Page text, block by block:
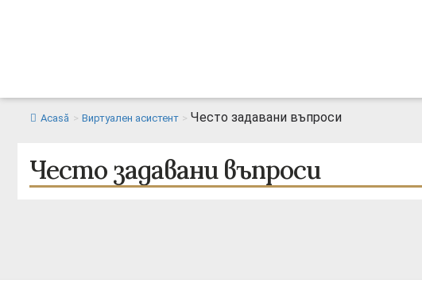
Acasă > Виртуален асистент > Често задавани въпроси
Често задавани въпроси